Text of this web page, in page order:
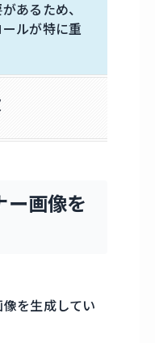
あるため、
ルが特に重
画像を
を生成してい